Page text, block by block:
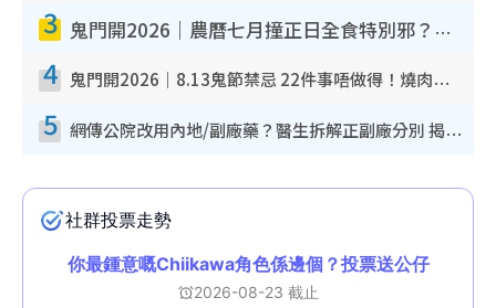
3 鬼門開2026｜農曆七月撞正日全食特別邪？專家警告切忌做一事！揭4大禁忌+2招保平安
4 鬼門開2026｜8.13鬼節禁忌 22件事唔做得！燒肉、刺身要少食？半夜勿吹口哨/打呢個電話
5 網傳公院改用內地/副廠藥？醫生拆解正副廠分別 揭4類人換藥隨時出事